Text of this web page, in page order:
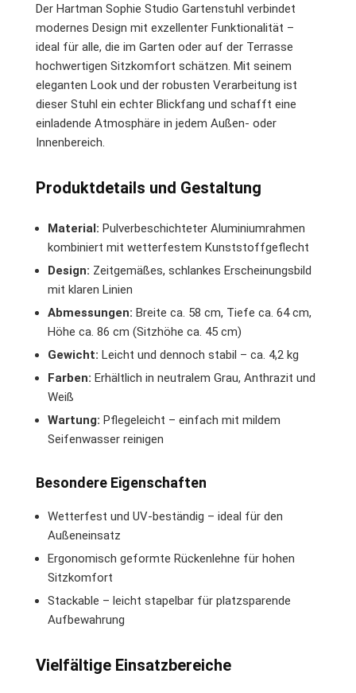
Der Hartman Sophie Studio Gartenstuhl verbindet
modernes Design mit exzellenter Funktionalität –
ideal für alle, die im Garten oder auf der Terrasse
hochwertigen Sitzkomfort schätzen. Mit seinem
eleganten Look und der robusten Verarbeitung ist
dieser Stuhl ein echter Blickfang und schafft eine
einladende Atmosphäre in jedem Außen- oder
Innenbereich.
Produktdetails und Gestaltung
Material: Pulverbeschichteter Aluminiumrahmen
kombiniert mit wetterfestem Kunststoffgeflecht
Design: Zeitgemäßes, schlankes Erscheinungsbild
mit klaren Linien
Abmessungen: Breite ca. 58 cm, Tiefe ca. 64 cm,
Höhe ca. 86 cm (Sitzhöhe ca. 45 cm)
Gewicht: Leicht und dennoch stabil – ca. 4,2 kg
Farben: Erhältlich in neutralem Grau, Anthrazit und
Weiß
Wartung: Pflegeleicht – einfach mit mildem
Seifenwasser reinigen
Besondere Eigenschaften
Wetterfest und UV-beständig – ideal für den
Außeneinsatz
Ergonomisch geformte Rückenlehne für hohen
Sitzkomfort
Stackable – leicht stapelbar für platzsparende
Aufbewahrung
Vielfältige Einsatzbereiche